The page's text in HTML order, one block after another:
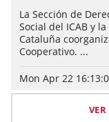
La Sección de
Social del ICAB y
Cataluña
Cooperativo. ...
Mon Apr 22